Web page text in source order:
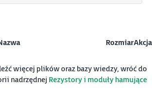
RozmiarAkcja
więcej plików oraz bazy wiedzy, wróć do
nadrzędnej Rezystory i moduły hamujące